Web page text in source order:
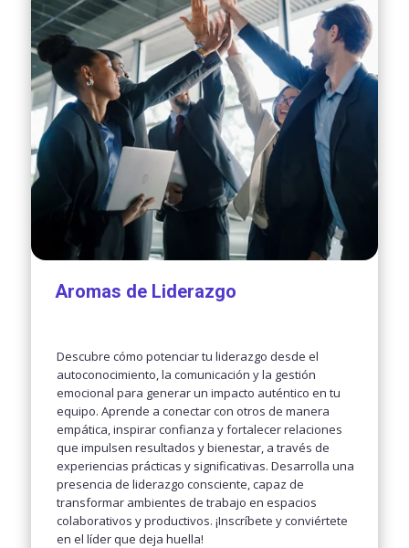
Aromas de Liderazgo
Descubre cómo potenciar tu liderazgo desde el
autoconocimiento, la comunicación y la gestión
emocional para generar un impacto auténtico en tu
equipo. Aprende a conectar con otros de manera
empática, inspirar confianza y fortalecer relaciones
que impulsen resultados y bienestar, a través de
experiencias prácticas y significativas. Desarrolla una
presencia de liderazgo consciente, capaz de
transformar ambientes de trabajo en espacios
colaborativos y productivos. ¡Inscríbete y conviértete
en el líder que deja huella!